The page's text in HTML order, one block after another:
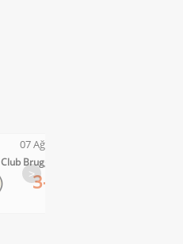
07 Ağustos
Club Brugge-Kortrijk
3-0
>